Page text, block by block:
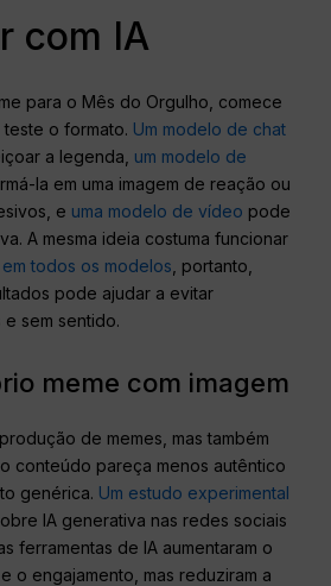
com IA
para o Mês do Orgulho, comece
o formato. Um modelo de chat
a legenda, um modelo de
la em uma imagem de reação ou
e uma modelo de vídeo pode
A mesma ideia costuma funcionar
em todos os modelos , portanto,
pode ajudar a evitar
sem sentido.
meme com imagem
de memes, mas também
conteúdo pareça menos autêntico
genérica. Um estudo experimental
IA generativa nas redes sociais
ferramentas de IA aumentaram o
o engajamento, mas reduziram a